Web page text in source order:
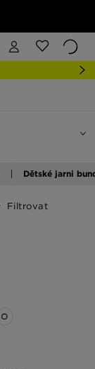
Dětské jarni
Filtrovat